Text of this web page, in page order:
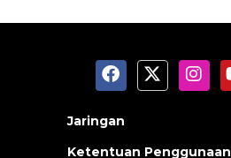
Jaringan
Ketentuan Penggunaan